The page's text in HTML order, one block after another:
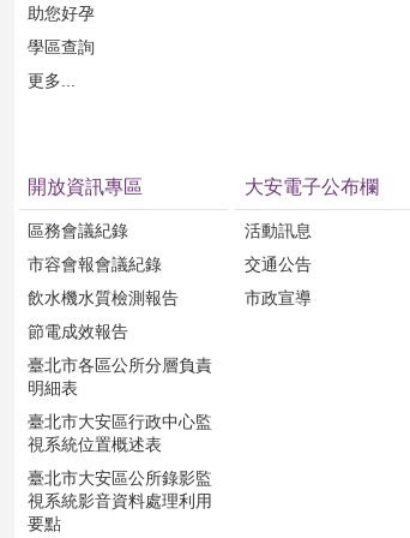
助您好孕
學區查詢
更多...
開放資訊專區
區務會議紀錄
市容會報會議紀錄
飲水機水質檢測報告
節電成效報告
臺北市各區公所分層負責
明細表
臺北市大安區行政中心監
視系統位置概述表
臺北市大安區公所錄影監
視系統影音資料處理利用
要點
大安電子公布欄
活動訊息
交通公告
市政宣導